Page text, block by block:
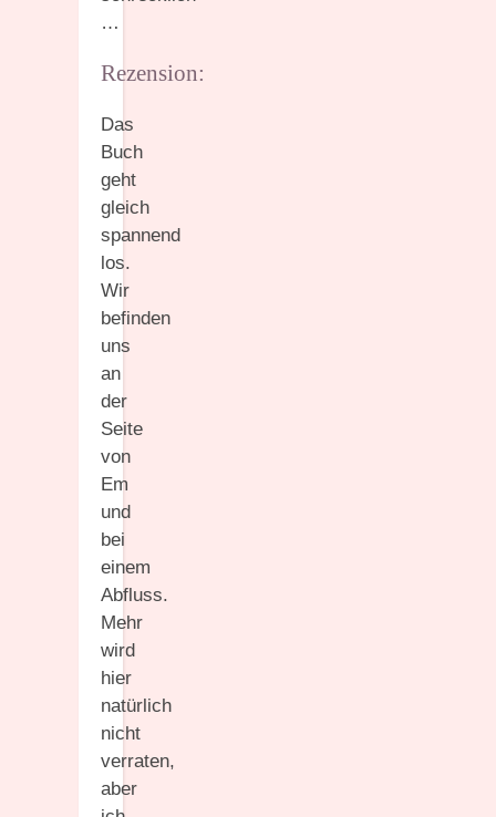
…
Rezension:
Das
Buch
geht
gleich
spannend
los.
Wir
befinden
uns
an
der
Seite
von
Em
und
bei
einem
Abfluss.
Mehr
wird
hier
natürlich
nicht
verraten,
aber